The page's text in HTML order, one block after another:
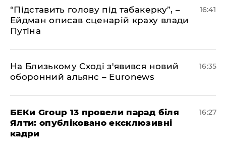
​“Підставить голову під табакерку”, –
Ейдман описав сценарій краху влади
Путіна
16:41
На Близькому Сході з'явився новий
оборонний альянс – Euronews
16:35
БЕКи Group 13 провели парад біля
Ялти: опубліковано ексклюзивні
кадри
16:27